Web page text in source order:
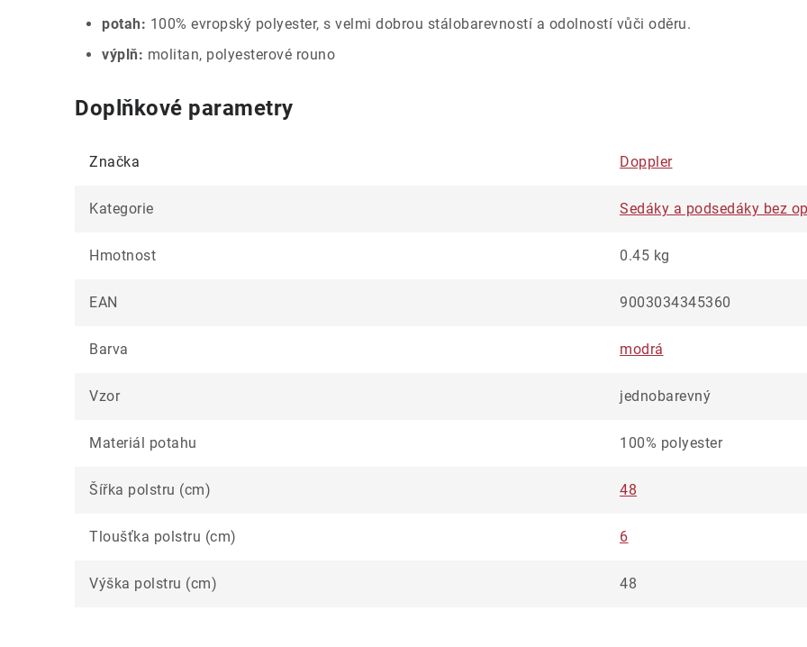
potah: 100% evropský polyester, s velmi dobrou stálobarevností a odolností vůči oděru.
výplň: molitan, polyesterové rouno
Doplňkové parametry
Značka Doppler
Kategorie Sedáky a podsedáky bez
Hmotnost 0.45 kg
EAN 9003034345360
Barva modrá
Vzor jednobarevný
Materiál potahu 100% polyester
Šířka polstru (cm) 48
Tloušťka polstru (cm) 6
Výška polstru (cm) 48